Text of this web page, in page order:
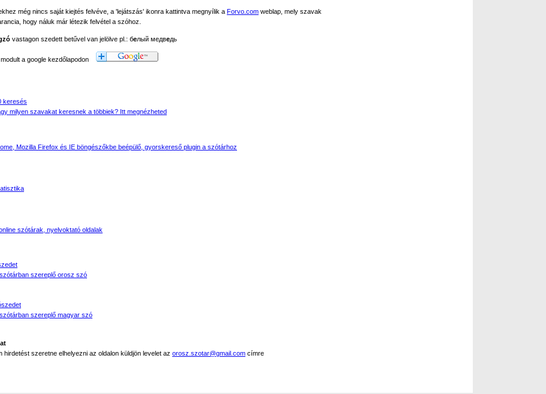
még nincs saját kiejtés felvéve, a 'lejátszás' ikonra kattintva megnyílik a Forvo.com weblap, mely szavak
hogy náluk már létezik felvétel a szóhoz.
vastagon szedett betűvel van jelölve pl.: белый медведь
a google kezdőlapodon
keresés
milyen szavakat keresnek a többiek? Itt megnézheted
Mozilla Firefox és IE böngészőkbe beépülő, gyorskereső plugin a szótárhoz
szótárak, nyelvoktató oldalak
szereplő orosz szó
szereplő magyar szó
hirdetést szeretne elhelyezni az oldalon küldjön levelet az orosz.szotar@gmail.com címre